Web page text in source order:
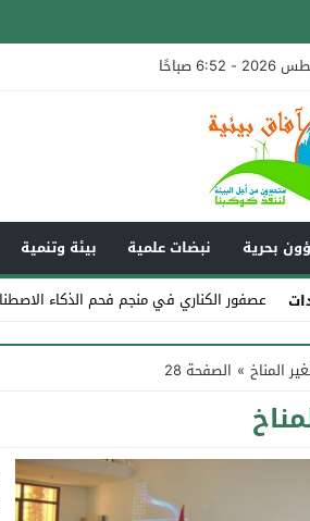
بحرية نبضات علمية بيئة وتنمية
عصفور الكناري في منجم فحم الذكاء
Stop
Previous
Next
المناخ » الصفحة 28